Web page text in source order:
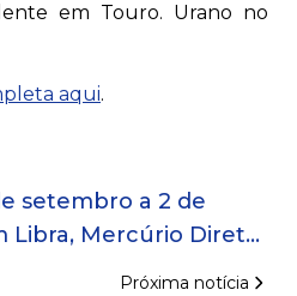
em Touro. Urano no
aqui.
setembro a 2 de
Libra, Mercúrio Direto
Capricórnio
Próxima notícia